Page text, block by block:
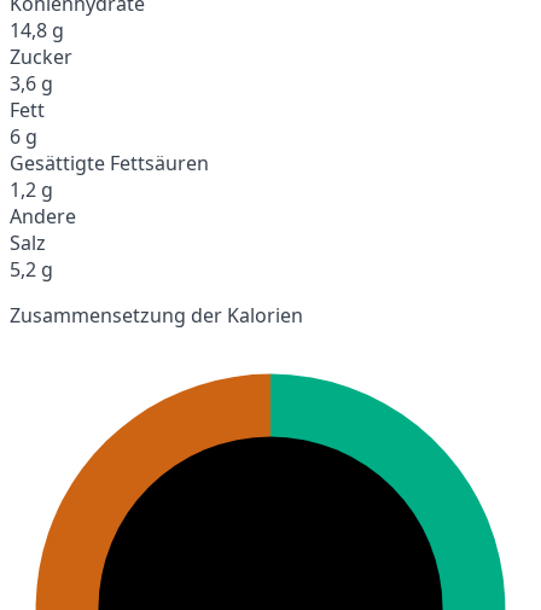
14,8 g
Zucker
3,6 g
Fett
6 g
Gesättigte Fettsäuren
1,2 g
Andere
Salz
5,2 g
Zusammensetzung der Kalorien